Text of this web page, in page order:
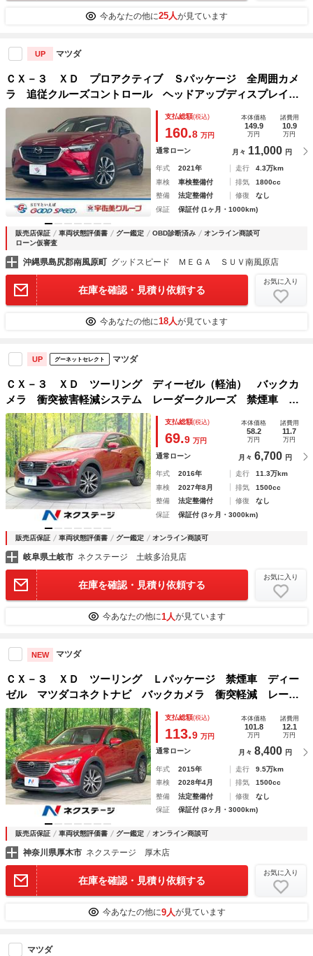
今あなたの他に25人が見ています
UP マツダ
ＣＸ－３ ＸＤ プロアクティブ Ｓパッケージ 全周囲カメ
ラ 追従クルーズコントロール ヘッドアップディスプレイ
ブラインドスポットモニター 障害物センサー シートヒータ
ー パドルシフト オートホールド Ｂｌｕｅｔｏｏｔｈ フ
ルセグ 純正アルミ
支払総額(税込)
160.8 万円
本体価格
149.9
万円
諸費用
10.9
万円
通常ローン 月々 11,000 円
年式 2021年 走行
4.3万km
車検
車検整備付 排気
1800cc
整備
法定整備付 修復
なし
保証
保証付 (1ヶ月・1000km)
販売店保証 車両状態評価書 グー鑑定 OBD診断済み
オンライン商談可
ローン仮審査
沖縄県島尻郡南風原町 グッドスピード ＭＥＧＡ ＳＵＶ南風原店
在庫を確認・見積り依頼する
お気に入り
今あなたの他に18人が見ています
UP グーネットセレクト マツダ
ＣＸ－３ ＸＤ ツーリング ディーゼル（軽油） バックカ
メラ 衝突被害軽減システム レーダークルーズ 禁煙車 ハ
ーフレザーシート スマートキー ＬＥＤヘッド ナビ連動Ｅ
ＴＣ 純正１８インチアルミ オートハイビーム 車線逸脱警
報
支払総額(税込)
69.9 万円
本体価格
58.2
万円
諸費用
11.7
万円
通常ローン 月々 6,700 円
年式 2016年 走行
11.3万km
車検
2027年8月 排気
1500cc
整備
法定整備付 修復
なし
保証
保証付 (3ヶ月・3000km)
販売店保証 車両状態評価書 グー鑑定 オンライン商談可
岐阜県土岐市 ネクステージ 土岐多治見店
在庫を確認・見積り依頼する
お気に入り
今あなたの他に1人が見ています
NEW マツダ
ＣＸ－３ ＸＤ ツーリング Ｌパッケージ 禁煙車 ディー
ゼル マツダコネクトナビ バックカメラ 衝突軽減 レーダ
ークルーズ ブラインドスポットモニター シートヒーター
ＬＥＤヘッド ＥＴＣ 純正１８インチアルミ 車線逸脱警
報 スマートキー
支払総額(税込)
113.9 万円
本体価格
101.8
万円
諸費用
12.1
万円
通常ローン 月々 8,400 円
年式 2015年 走行
9.5万km
車検
2028年4月 排気
1500cc
整備
法定整備付 修復
なし
保証
保証付 (3ヶ月・3000km)
販売店保証 車両状態評価書 グー鑑定 オンライン商談可
神奈川県厚木市 ネクステージ 厚木店
在庫を確認・見積り依頼する
お気に入り
今あなたの他に9人が見ています
マツダ